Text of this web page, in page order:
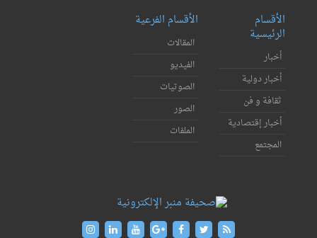
الأقسام
الرئيسية
أخبار
أخبار دولية
ثقافة و فن
أخبار إقتصادية
المجتمع
الأقسام الفرعية
المقالات
الفيديو
الصوتيات
الصور
الملفات